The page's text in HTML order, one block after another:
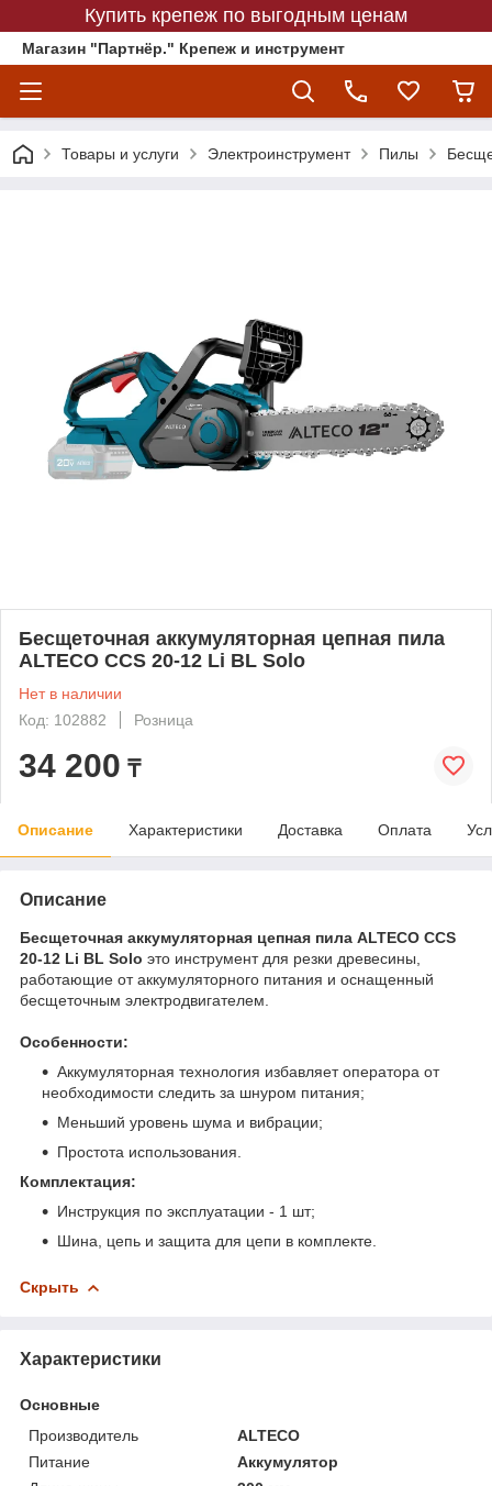
Купить крепеж по выгодным ценам
Магазин "Партнёр." Крепеж и инструмент
Товары и услуги Электроинструмент Пилы
Бесщеточная аккумуляторная цепная пила
ALTECO CCS 20-12 Li BL Solo
Нет в наличии
Код: 102882
Розница
34 200 ₸
Описание Характеристики Доставка Оплата
Описание
Бесщеточная аккумуляторная цепная пила ALTECO CCS
20-12 Li BL Solo это инструмент для резки древесины,
работающие от аккумуляторного питания и оснащенный
бесщеточным электродвигателем.
Особенности:
Аккумуляторная технология избавляет оператора от
необходимости следить за шнуром питания;
Меньший уровень шума и вибрации;
Простота использования.
Комплектация:
Инструкция по эксплуатации - 1 шт;
Шина, цепь и защита для цепи в комплекте.
Скрыть
Характеристики
Основные
Производитель
ALTECO
Питание
Аккумулятор